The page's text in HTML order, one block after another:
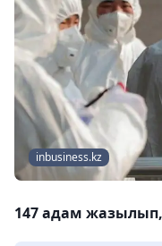
inbusiness.kz
147 адам